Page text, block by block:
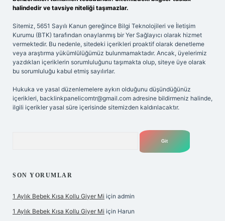
halindedir ve tavsiye niteliği taşımazlar.
Sitemiz, 5651 Sayılı Kanun gereğince Bilgi Teknolojileri ve İletişim
Kurumu (BTK) tarafından onaylanmış bir Yer Sağlayıcı olarak hizmet
vermektedir. Bu nedenle, sitedeki içerikleri proaktif olarak denetleme
veya araştırma yükümlülüğümüz bulunmamaktadır. Ancak, üyelerimiz
yazdıkları içeriklerin sorumluluğunu taşımakta olup, siteye üye olarak
bu sorumluluğu kabul etmiş sayılırlar.
Hukuka ve yasal düzenlemelere aykırı olduğunu düşündüğünüz
içerikleri, backlinkpanelicomtr@gmail.com adresine bildirmeniz halinde,
ilgili içerikler yasal süre içerisinde sitemizden kaldırılacaktır.
SON YORUMLAR
1 Aylık Bebek Kısa Kollu Giyer Mi için admin
1 Aylık Bebek Kısa Kollu Giyer Mi için Harun